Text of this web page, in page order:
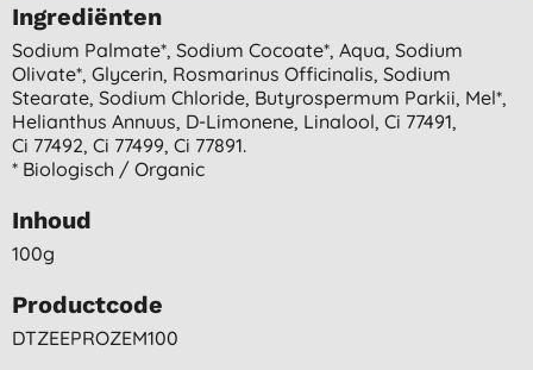
Ingrediënten
Sodium Palmate*, Sodium Cocoate*, Aqua, Sodium
Olivate*, Glycerin, Rosmarinus Officinalis, Sodium
Stearate, Sodium Chloride, Butyrospermum Parkii, Mel*,
Helianthus Annuus, D-Limonene, Linalool, Ci 77491,
Ci 77492, Ci 77499, Ci 77891.
* Biologisch / Organic
Inhoud
100g
Productcode
DTZEEPROZEM100